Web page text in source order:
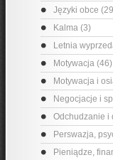
Języki obce
Kalma (3)
Letnia
Motywacja (46)
Motywacja i
Negocjacje i
Odchudzanie i
Perswazja,
Pieniądze,